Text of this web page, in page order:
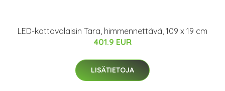
LED-kattovalaisin Tara, himmennettävä, 109 x 19 cm
401.9 EUR
LISÄTIETOJA